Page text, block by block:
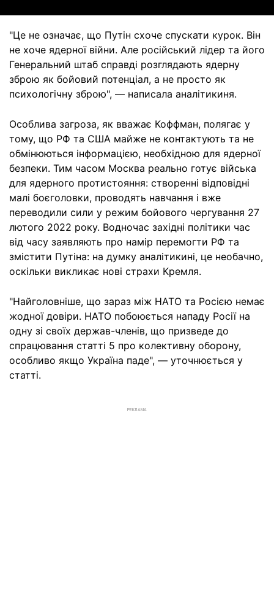
"Це не означає, що Путін схоче спускати курок. Він
не хоче ядерної війни. Але російський лідер та його
Генеральний штаб справді розглядають ядерну
зброю як бойовий потенціал, а не просто як
психологічну зброю", — написала аналітикиня.
Особлива загроза, як вважає Коффман, полягає у
тому, що РФ та США майже не контактують та не
обмінюються інформацією, необхідною для ядерної
безпеки. Тим часом Москва реально готує війська
для ядерного протистояння: створенні відповідні
малі боєголовки, проводять навчання і вже
переводили сили у режим бойового чергування 27
лютого 2022 року. Водночас західні політики час
від часу заявляють про намір перемогти РФ та
змістити Путіна: на думку аналітикині, це необачно,
оскільки викликає нові страхи Кремля.
"Найголовніше, що зараз між НАТО та Росією немає
жодної довіри. НАТО побоюється нападу Росії на
одну зі своїх держав-членів, що призведе до
спрацювання статті 5 про колективну оборону,
особливо якщо Україна паде", — уточнюється у
статті.
РЕКЛАМА